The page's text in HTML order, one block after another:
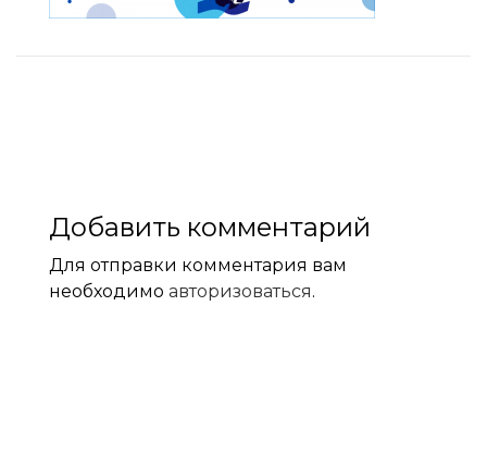
Добавить комментарий
Для отправки комментария вам
необходимо авторизоваться.